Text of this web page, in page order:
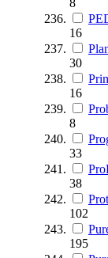
16
30
16
8
33
38
102
195